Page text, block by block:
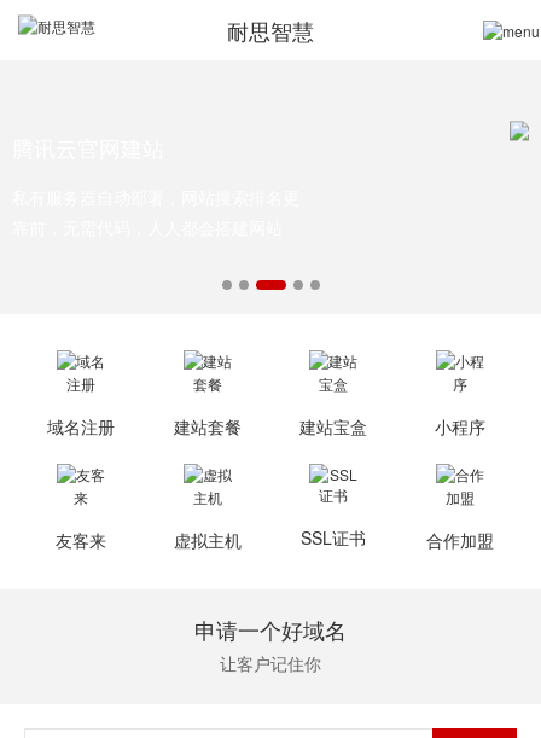
耐思智慧
域名注册 建站套餐 建站宝盒 小程序
友客来 虚拟主机 SSL证书 合作加盟
申请一个好域名
让客户记住你